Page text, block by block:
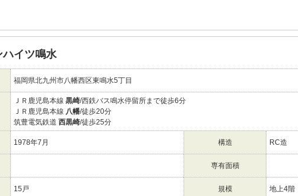
イツ鳴水
福岡県北九州市八幡西区東鳴水5丁目
ＪＲ鹿児島本線 黒崎/西鉄バス鳴水停留所まで徒歩6分
ＪＲ鹿児島本線 八幡/徒歩20分
筑豊電気鉄道 西黒崎/徒歩25分
1978年7月 構造 RC造
専有面積
15戸 規模 地上4階